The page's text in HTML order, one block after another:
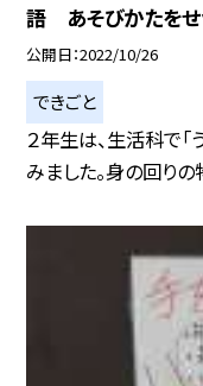
語 あそびかたをせ
公開日 2022/10/26
できごと
２年生は、生活科で「
みました。身の回りの